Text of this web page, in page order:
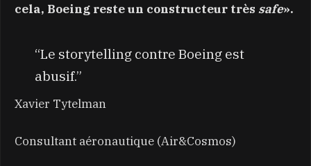
cela, Boeing reste un constructeur très safe».
“Le storytelling contre Boeing est
abusif.”
Xavier Tytelman
Consultant aéronautique (Air&Cosmos)